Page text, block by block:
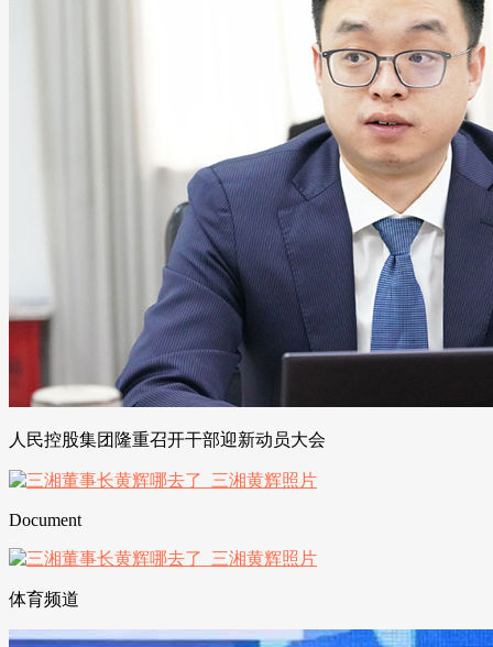
人民控股集团隆重召开干部迎新动员大会
Document
体育频道